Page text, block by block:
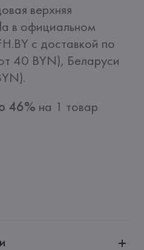
верхняя
в официальном
c доставкой по
40 BYN), Беларуси
46% на 1 товар